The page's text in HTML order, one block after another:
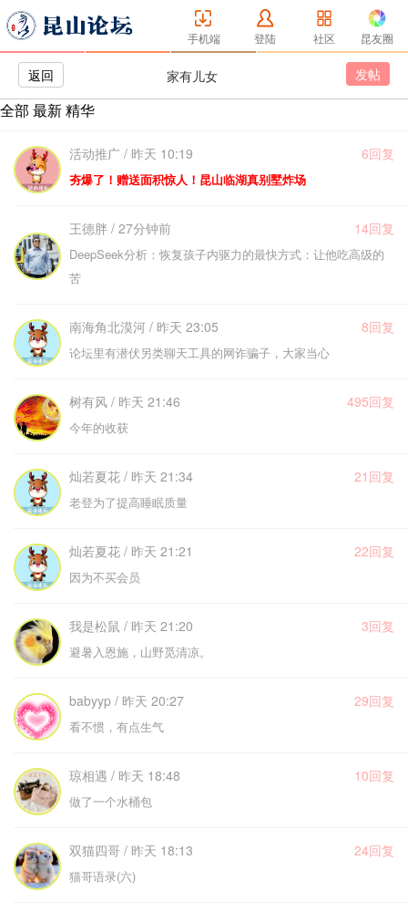
手机端 登陆 社区 昆友圈
返回 家有儿女 发帖
全部 最新精华
活动推广 / 昨天 10:19 6回复
夯爆了！赠送面积惊人！昆山临湖真别墅炸场
王德胖 / 27分钟前 14回复
DeepSeek分析：恢复孩子内驱力的最快方式：让他吃高级的
苦
南海角北漠河 / 昨天 23:05 8回复
论坛里有潜伏另类聊天工具的网诈骗子，大家当心
树有风 / 昨天 21:46 495回复
今年的收获
灿若夏花 / 昨天 21:34 21回复
老登为了提高睡眠质量
灿若夏花 / 昨天 21:21 22回复
因为不买会员
我是松鼠 / 昨天 21:20 3回复
避暑入恩施，山野觅清凉。
babyyp / 昨天 20:27 29回复
看不惯，有点生气
琼相遇 / 昨天 18:48 10回复
做了一个水桶包
双猫四哥 / 昨天 18:13 24回复
猫哥语录(六)